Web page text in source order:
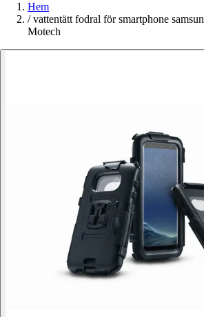
Hem
/ vattentätt fodral för smartphone
Motech